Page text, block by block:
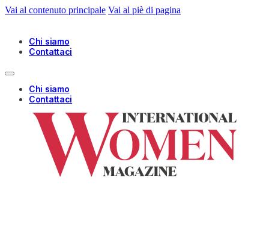
Vai al contenuto principale Vai al piè di pagina
Chi siamo
Contattaci
Chi siamo
Contattaci